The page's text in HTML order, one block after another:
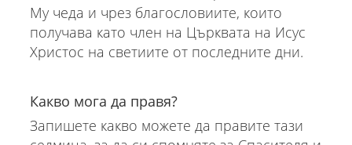
Му чеда и чрез благословиите, които
получава като член на Църквата на Исус
Христос на светиите от последните дни.
Какво мога да правя?
Запишете какво можете да правите тази